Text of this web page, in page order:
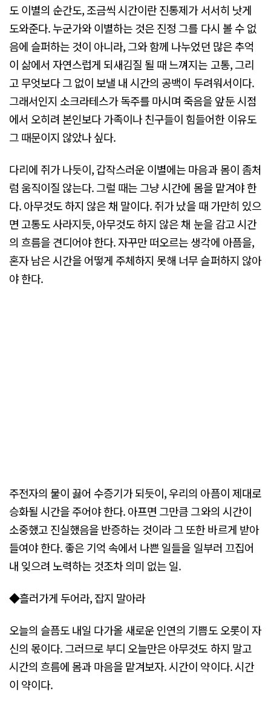
도 이별의 순간도, 조금씩 시간이란 진통제가 서서히 낫게
도와준다. 누군가와 이별하는 것은 진정 그를 다시 볼 수 없
음에 슬퍼하는 것이 아니라, 그와 함께 나누었던 많은 추억
이 삶에서 자연스럽게 되새김질 될 때 느껴지는 고통, 그리
고 무엇보다 그 없이 보낼 내 시간의 공백이 두려워서이다.
그래서인지 소크라테스가 독주를 마시며 죽음을 앞둔 시점
에서 오히려 본인보다 가족이나 친구들이 힘들어한 이유도
그 때문이지 않았나 싶다.
다리에 쥐가 나듯이, 갑작스러운 이별에는 마음과 몸이 좀처
럼 움직이질 않는다. 그럴 때는 그냥 시간에 몸을 맡겨야 한
다. 아무것도 하지 않은 채 말이다. 쥐가 났을 때 가만히 있으
면 고통도 사라지듯, 아무것도 하지 않은 채 눈을 감고 시간
의 흐름을 견디어야 한다. 자꾸만 떠오르는 생각에 아픔을,
혼자 남은 시간을 어떻게 주체하지 못해 너무 슬퍼하지 않아
야 한다.
주전자의 물이 끓어 수증기가 되듯이, 우리의 아픔이 제대로
승화될 시간을 주어야 한다. 아프면 그만큼 그와의 시간이
소중했고 진실했음을 반증하는 것이라 그 또한 바르게 받아
들여야 한다. 좋은 기억 속에서 나쁜 일들을 일부러 끄집어
내 잊으려 노력하는 것조차 의미 없는 일.
◆흘러가게 두어라, 잡지 말아라
오늘의 슬픔도 내일 다가올 새로운 인연의 기쁨도 오롯이 자
신의 몫이다. 그러므로 부디 오늘만은 아무것도 하지 말고
시간의 흐름에 몸과 마음을 맡겨보자. 시간이 약이다. 시간
이 약이다.